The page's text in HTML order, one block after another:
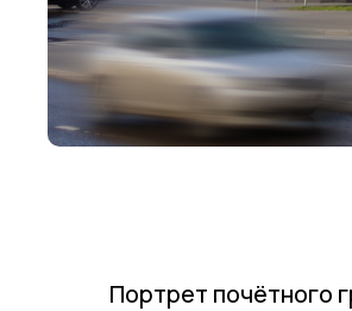
Портрет почётного